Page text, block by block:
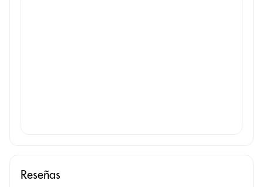
Reseñas